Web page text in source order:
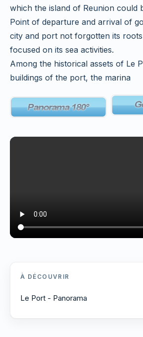
which the island of Reunion could
Point of departure and arrival of
city and port not forgotten its roots
focused on its sea activities.
Among the historical assets of Le
buildings of the port, the marina
À DÉCOUVRIR
Le Port - Panorama